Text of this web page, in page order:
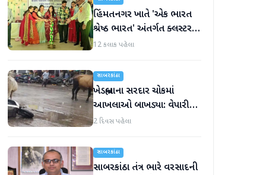
હિંમતનગર ખાતે 'એક ભારત
શ્રેષ્ઠ ભારત' અંતર્ગત ક્લસ્ટર
સ્તરીય 'કલા ઉત્સવ'નો પ્રારંભ
12 કલાક પહેલા
સાબરકાંઠા
ખેડબ્રહ્માના સરદાર ચોકમાં
આખલાઓ બાખડ્યા: વેપારીનું
મોપેડ અડફેટે, જાનહાનિ ટળી
2 દિવસ પહેલા
સાબરકાંઠા
સાબરકાંઠા તંત્ર ભારે વરસાદની